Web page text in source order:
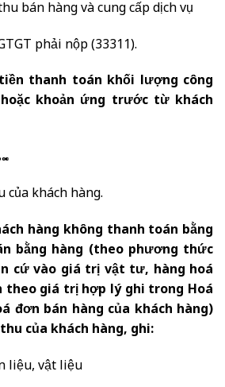
bán hàng và cung cấp dịch vụ
phải nộp (33311).
thanh toán khối lượng công
khoản ứng trước từ khách
của khách hàng.
hàng không thanh toán bằng
bằng hàng (theo phương thức
cứ vào giá trị vật tư, hàng hoá
giá trị hợp lý ghi trong Hoá
đơn bán hàng của khách hàng)
của khách hàng, ghi:
liệu, vật liệu